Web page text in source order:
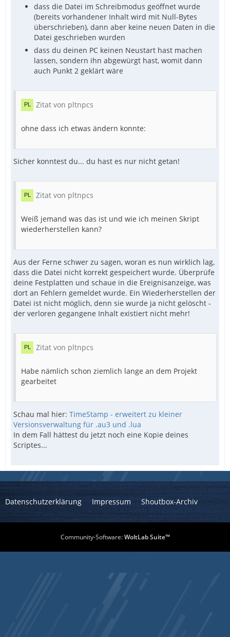
dass die Datei im Schreibmodus geöffnet wurde
(bereits vorhandener Inhalt wird mit Null-Bytes
überschrieben), dann aber keine neuen Daten in die
Datei geschrieben wurden
dass du deinen PC keinen Neustart hast machen
lassen, sondern ihn abgewürgt hast, womit dann
auch Punkt 2 geklärt wäre
Zitat von pltnpcs
ohne dass ich etwas ändern konnte:
Sicher konntest du... du hast es nur nicht getan!
Zitat von pltnpcs
Weiß jemand was das ist und wie ich meinen Skript
wiederherstellen kann?
Aus der Ferne schwer zu sagen, woran es nun wirklich lag,
dass die Datei nicht korrekt gespeichert wurde. Überprüfe
deine Festplatten und schaue in die Ereignisanzeige, was
dort an Fehlern gemeldet wurde. Ein Wiederherstellen der
Datei ist nicht möglich, denn sie wurde ja nicht gelöscht -
der verloren gegangene Inhalt existiert nicht mehr!
Zitat von pltnpcs
Habe nämlich schon ziemlich lange an dem Projekt
gearbeitet
Schau mal hier: TimeStamp - erweitert zu kleiner
Versionsverwaltung für .au3 und .lua
In dem Fall hättest du jetzt noch eine Kopie deines
Scriptes...
Datenschutzerklärung Impressum Shoutbox-Archiv
Community-Software:WoltLab Suite™